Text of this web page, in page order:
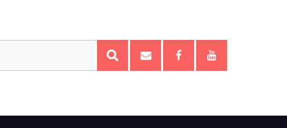
Search
for:
SEARCH